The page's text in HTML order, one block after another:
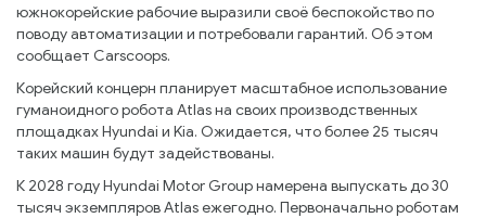
южнокорейские рабочие выразили своё беспокойство по
поводу автоматизации и потребовали гарантий. Об этом
сообщает Carscoops.
Корейский концерн планирует масштабное использование
гуманоидного робота Atlas на своих производственных
площадках Hyundai и Kia. Ожидается, что более 25 тысяч
таких машин будут задействованы.
К 2028 году Hyundai Motor Group намерена выпускать до 30
тысяч экземпляров Atlas ежегодно. Первоначально роботам